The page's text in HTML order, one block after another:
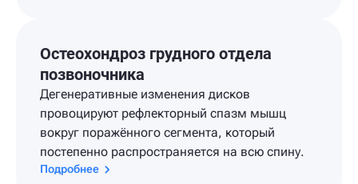
Остеохондроз грудного отдела
позвоночника
Дегенеративные изменения дисков
провоцируют рефлекторный спазм мышц
вокруг поражённого сегмента, который
постепенно распространяется на всю спину.
Подробнее